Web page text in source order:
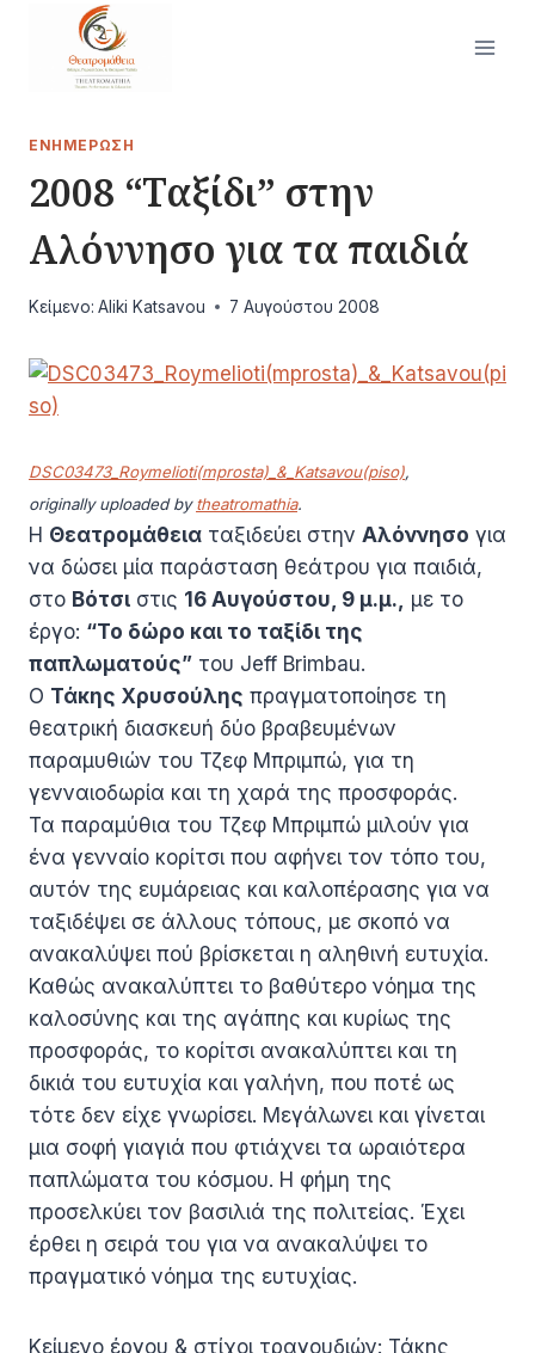
content
ΕΝΗΜΈΡΩΣΗ
2008 “Ταξίδι” στην
Αλόννησο για τα παιδιά
Κείμενο: Aliki Katsavou 7 Αυγούστου 2008
DSC03473_Roymelioti(mprosta)_&_Katsavou(piso),
originally uploaded bytheatromathia.
Η Θεατρομάθεια ταξιδεύει στην Αλόννησο για
να δώσει μία παράσταση θεάτρου για παιδιά,
στο Βότσι στις 16 Αυγούστου, 9 μ.μ.,
με το
έργο: “Το δώρο και το ταξίδι της
παπλωματούς” του Jeff Brimbau.
Ο Τάκης Χρυσούλης πραγματοποίησε τη
θεατρική διασκευή δύο βραβευμένων
παραμυθιών του Τζεφ Μπριμπώ, για τη
γενναιοδωρία και τη χαρά της προσφοράς.
Τα παραμύθια του Τζεφ Μπριμπώ μιλούν για
ένα γενναίο κορίτσι που αφήνει τον τόπο του,
αυτόν της ευμάρειας και καλοπέρασης για να
ταξιδέψει σε άλλους τόπους, με σκοπό να
ανακαλύψει πού βρίσκεται η αληθινή ευτυχία.
Καθώς ανακαλύπτει το βαθύτερο νόημα της
καλοσύνης και της αγάπης και κυρίως της
προσφοράς, το κορίτσι ανακαλύπτει και τη
δικιά του ευτυχία και γαλήνη, που ποτέ ως
τότε δεν είχε γνωρίσει. Μεγάλωνει και γίνεται
μια σοφή γιαγιά που φτιάχνει τα ωραιότερα
παπλώματα του κόσμου. Η φήμη της
προσελκύει τον βασιλιά της πολιτείας. Έχει
έρθει η σειρά του για να ανακαλύψει το
πραγματικό νόημα της ευτυχίας.
Κείμενο έργου & στίχοι τραγουδιών: Τάκης